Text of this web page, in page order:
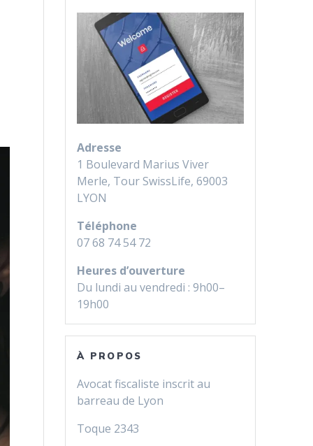
Adresse
1 Boulevard Marius Viver
Merle, Tour SwissLife, 69003
LYON
Téléphone
07 68 74 54 72
Heures d’ouverture
Du lundi au vendredi : 9h00–
19h00
À PROPOS
Avocat fiscaliste inscrit au
barreau de Lyon
Toque 2343